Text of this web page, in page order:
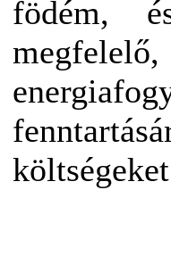
födém,